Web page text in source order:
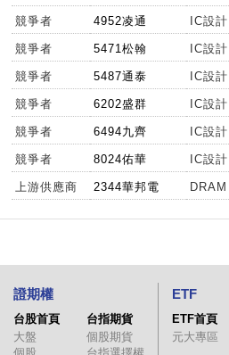
競爭者 4952凌通 IC設計
競爭者 5471松翰 IC設計
競爭者 5487通泰 IC設計
競爭者 6202盛群 IC設計
競爭者 6494九齊 IC設計
競爭者 8024佑華 IC設計
上游供應商 2344華邦電 DRAM
證期權
台股首頁
大盤
台指期貨
個股期貨
ETF
ETF首頁
元大專區